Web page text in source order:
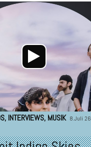
, INTERVIEWS, MUSIK 8.Juli